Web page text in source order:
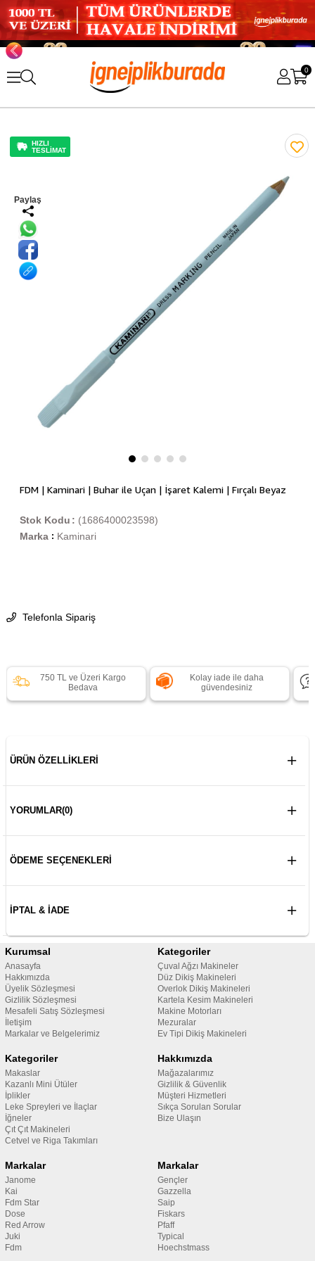
0
HIZLI
TESLİMAT
Paylaş
FDM | Kaminari | Buhar ile Uçan | İşaret Kalemi | Fırçalı Beyaz
(1686400023598)
Stok Kodu
Marka : Kaminari
Telefonla Sipariş
750 TL ve Üzeri Kargo
Bedava
Kolay iade ile daha
güvendesiniz
ÜRÜN ÖZELLIKLERI
YORUMLAR(0)
ÖDEME SEÇENEKLERI
İPTAL & İADE
Kurumsal
Anasayfa
Hakkımızda
Üyelik Sözleşmesi
Gizlilik Sözleşmesi
Mesafeli Satış Sözleşmesi
İletişim
Markalar ve Belgelerimiz
Kategoriler
Çuval Ağzı Makineler
Düz Dikiş Makineleri
Overlok Dikiş Makineleri
Kartela Kesim Makineleri
Makine Motorları
Mezuralar
Ev Tipi Dikiş Makineleri
Kategoriler
Makaslar
Kazanlı Mini Ütüler
İplikler
Leke Spreyleri ve İlaçlar
İğneler
Çıt Çıt Makineleri
Cetvel ve Riga Takımları
Hakkımızda
Mağazalarımız
Gizlilik & Güvenlik
Müşteri Hizmetleri
Sıkça Sorulan Sorular
Bize Ulaşın
Markalar
Janome
Kai
Fdm Star
Dose
Red Arrow
Juki
Fdm
Markalar
Gençler
Gazzella
Saip
Fiskars
Pfaff
Typical
Hoechstmass